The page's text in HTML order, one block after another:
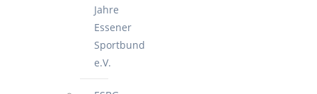
Jahre
Essener
Sportbund
e.V.